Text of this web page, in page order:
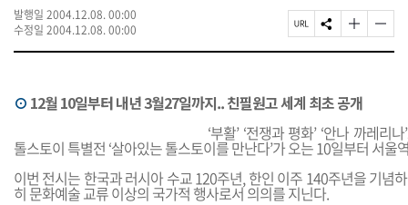
대
표
소
털
발행일 2004.12.08. 00:00
수정일 2004.12.08. 00:00
요
페
이
R
L
복
사
S
N
유
하
기
글
자
크
게
변
경
하
기
글
자
변
경
하
기
⊙ 12월 10일부터 내년 3월27일까지.. 친필원고 세계 최초 공개
‘부활’ ‘전쟁과 평화’ ‘안나 까레리
톨스토이 특별전 ‘살아있는 톨스토이를 만난다’가 오는 10일부터 서울
이번 전시는 한국과 러시아 수교 120주년, 한인 이주 140주년을 기념
히 문화예술 교류 이상의 국가적 행사로서 의의를 지닌다.